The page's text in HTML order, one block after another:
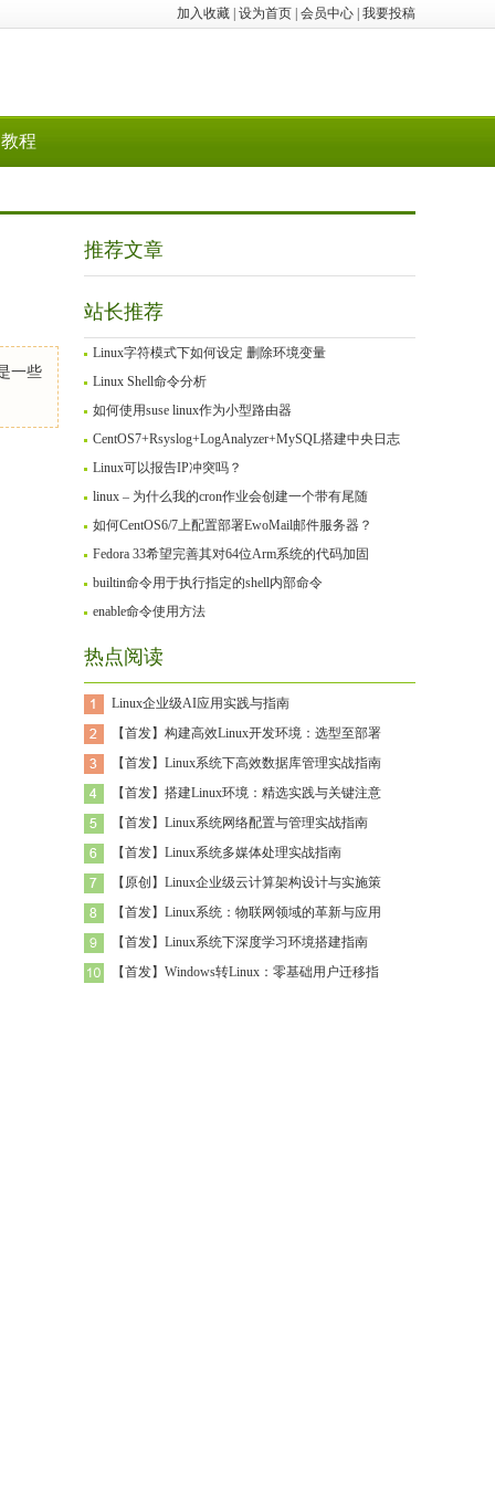
加入收藏 设为首页 会员中心 我要投稿
教程
一些
推荐文章
站长推荐
Linux字符模式下如何设定 删除环境变量
Linux Shell命令分析
如何使用suse linux作为小型路由器
CentOS7+Rsyslog+LogAnalyzer+MySQL搭建中央日志
Linux可以报告IP冲突吗？
linux – 为什么我的cron作业会创建一个带有尾随
如何CentOS6/7上配置部署EwoMail邮件服务器？
Fedora 33希望完善其对64位Arm系统的代码加固
builtin命令用于执行指定的shell内部命令
enable命令使用方法
热点阅读
Linux企业级AI应用实践与指南
【首发】构建高效Linux开发环境：选型至部署
【首发】Linux系统下高效数据库管理实战指南
【首发】搭建Linux环境：精选实践与关键注意
【首发】Linux系统网络配置与管理实战指南
【首发】Linux系统多媒体处理实战指南
【原创】Linux企业级云计算架构设计与实施策
【首发】Linux系统：物联网领域的革新与应用
【首发】Linux系统下深度学习环境搭建指南
【首发】Windows转Linux：零基础用户迁移指